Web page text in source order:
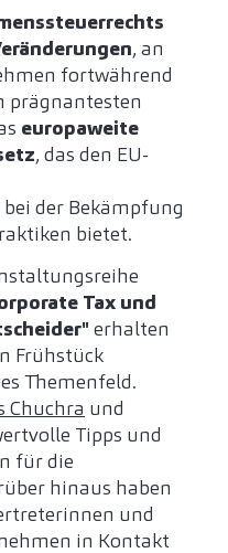
, an
fortwährend
prägnantesten
europaweite
, das den EU-
der Bekämpfung
bietet.
Tax und
erhalten
Frühstück
Themenfeld.
Chuchra und
Tipps und
für die
hinaus haben
und
in Kontakt